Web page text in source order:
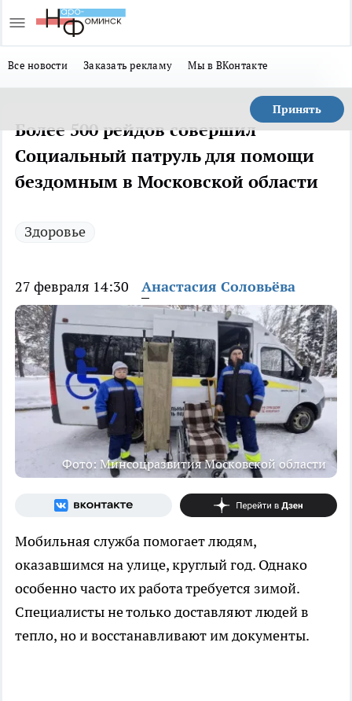
Все новости Заказать рекламу Мы в ВКонтакте
Принять
Более 500 рейдов совершил
Социальный патруль для помощи
бездомным в Московской области
Здоровье
27 февраля 14:30 Анастасия Соловьёва
Фото: Минсоцразвития Московской области
Мобильная служба помогает людям,
оказавшимся на улице, круглый год. Однако
особенно часто их работа требуется зимой.
Специалисты не только доставляют людей в
тепло, но и восстанавливают им документы.